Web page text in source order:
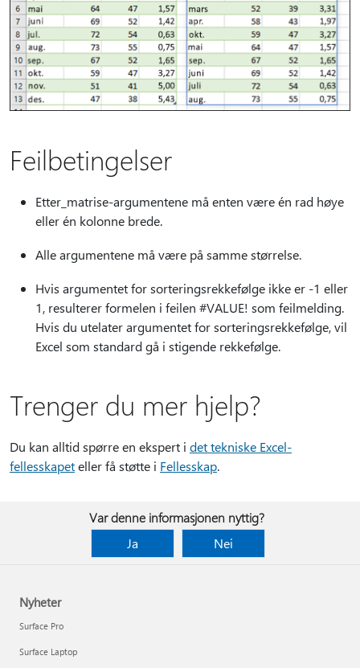
Feilbetingelser
Etter_matrise-argumentene må enten være én rad høye
eller én kolonne brede.
Alle argumentene må være på samme størrelse.
Hvis argumentet for sorteringsrekkefølge ikke er -1 eller
1, resulterer formelen i feilen #VALUE! som feilmelding.
Hvis du utelater argumentet for sorteringsrekkefølge, vil
Excel som standard gå i stigende rekkefølge.
Trenger du mer hjelp?
Du kan alltid spørre en ekspert i det tekniske Excel-
fellesskapeteller få støtte i Fellesskap.
Var denne informasjonen nyttig?
Ja
Nei
Nyheter
Surface Pro
Surface Laptop